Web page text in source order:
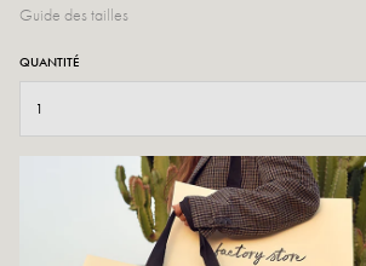
Guide des tailles
QUANTITÉ
AJOUTER AU PANIER
AJOUTER À LA WISHLIST